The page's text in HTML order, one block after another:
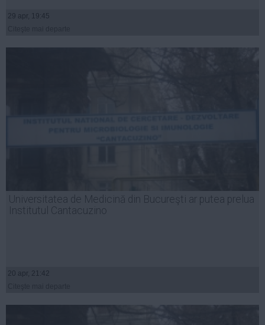
29 apr, 19:45
Universitatea de Medicină din Bucureşti ar putea prelua
Institutul Cantacuzino
20 apr, 21:42